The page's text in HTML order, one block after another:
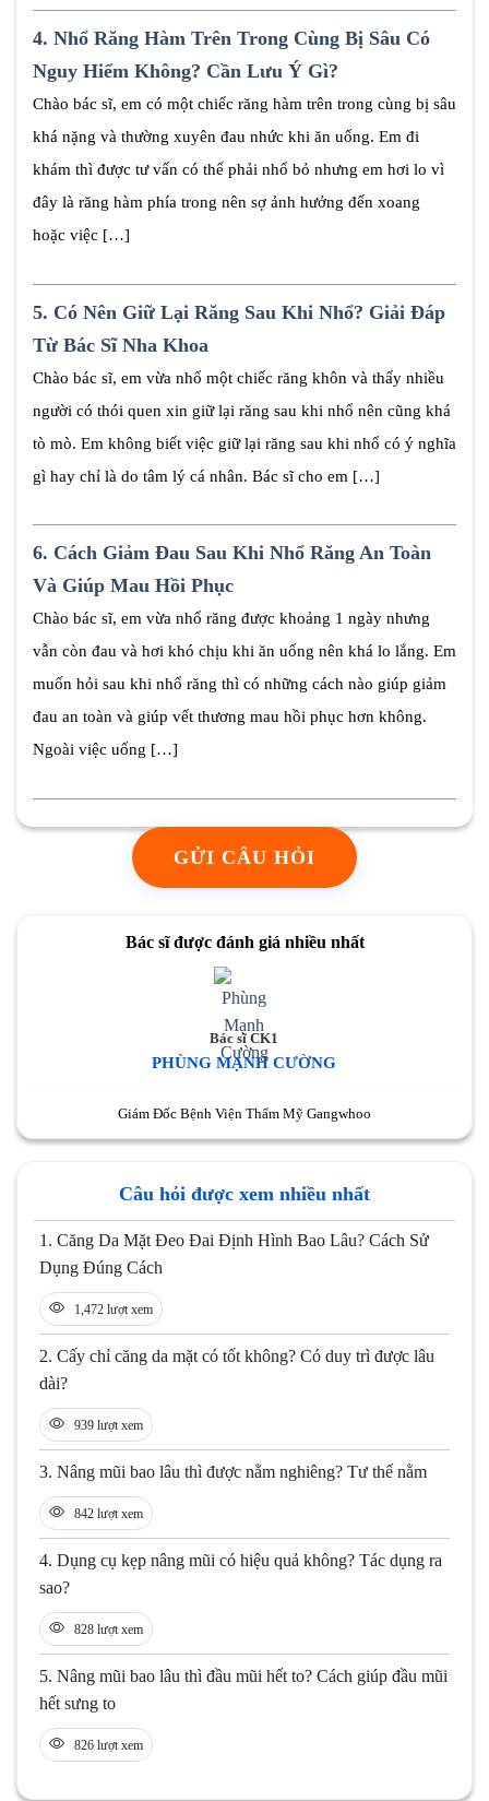
4. Nhổ Răng Hàm Trên Trong Cùng Bị Sâu Có
Nguy Hiểm Không? Cần Lưu Ý Gì?
Chào bác sĩ, em có một chiếc răng hàm trên trong cùng bị sâu
khá nặng và thường xuyên đau nhức khi ăn uống. Em đi
khám thì được tư vấn có thể phải nhổ bỏ nhưng em hơi lo vì
đây là răng hàm phía trong nên sợ ảnh hưởng đến xoang
hoặc việc […]
5. Có Nên Giữ Lại Răng Sau Khi Nhổ? Giải Đáp
Từ Bác Sĩ Nha Khoa
Chào bác sĩ, em vừa nhổ một chiếc răng khôn và thấy nhiều
người có thói quen xin giữ lại răng sau khi nhổ nên cũng khá
tò mò. Em không biết việc giữ lại răng sau khi nhổ có ý nghĩa
gì hay chỉ là do tâm lý cá nhân. Bác sĩ cho em […]
6. Cách Giảm Đau Sau Khi Nhổ Răng An Toàn
Và Giúp Mau Hồi Phục
Chào bác sĩ, em vừa nhổ răng được khoảng 1 ngày nhưng
vẫn còn đau và hơi khó chịu khi ăn uống nên khá lo lắng. Em
muốn hỏi sau khi nhổ răng thì có những cách nào giúp giảm
đau an toàn và giúp vết thương mau hồi phục hơn không.
Ngoài việc uống […]
GỬI CÂU HỎI
Bác sĩ được đánh giá nhiều nhất
Bác sĩ CK1
PHÙNG MẠNH CƯỜNG
Giám Đốc Bệnh Viện Thẩm Mỹ Gangwhoo
Câu hỏi được xem nhiều nhất
1. Căng Da Mặt Đeo Đai Định Hình Bao Lâu? Cách Sử
Dụng Đúng Cách
1,472 lượt xem
2. Cấy chỉ căng da mặt có tốt không? Có duy trì được lâu
dài?
939 lượt xem
3. Nâng mũi bao lâu thì được nằm nghiêng? Tư thế nằm
842 lượt xem
4. Dụng cụ kẹp nâng mũi có hiệu quả không? Tác dụng ra
sao?
828 lượt xem
5. Nâng mũi bao lâu thì đầu mũi hết to? Cách giúp đầu mũi
hết sưng to
826 lượt xem